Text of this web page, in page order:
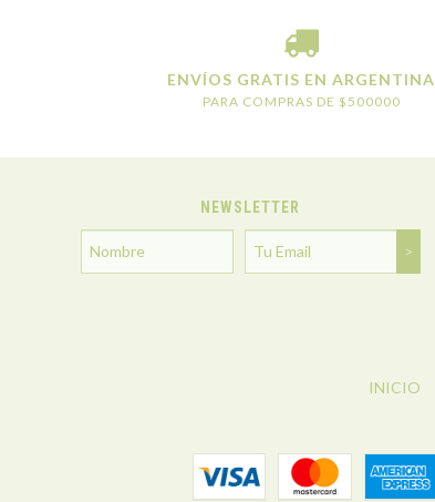
ENVÍOS GRATIS EN ARGENTINA
PARA COMPRAS DE $500000
NEWSLETTER
INICIO